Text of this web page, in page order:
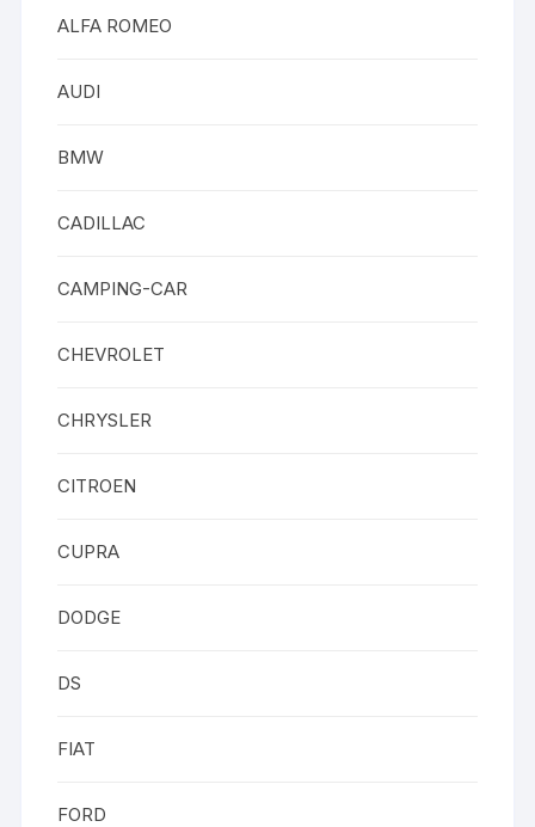
ALFA ROMEO
AUDI
BMW
CADILLAC
CAMPING-CAR
CHEVROLET
CHRYSLER
CITROEN
CUPRA
DODGE
DS
FIAT
FORD